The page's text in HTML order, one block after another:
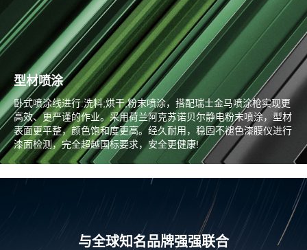
型材喷涂
卧式喷涂线进行:洗料;烘干;粉末喷涂，搭配瑞士金马喷涂枪实现更
高效、更严谨的作业。采用荷兰阿克苏诺贝尔静电粉末喷涂，型材
表面更平整，颜色饱和度更高。经久耐用，稳固不褪色漆膜仪进行
漆面检测，完全超越国标要求，安全更健康!
与全球知名品牌强强联合